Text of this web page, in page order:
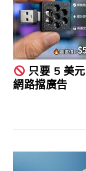
只要 5 美
網路擋廣告